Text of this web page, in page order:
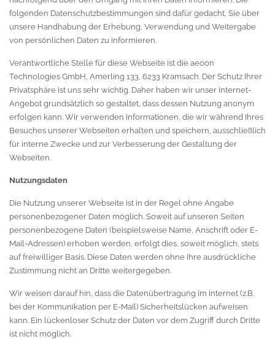
folgenden Datenschutzbestimmungen sind dafür gedacht, Sie über
unsere Handhabung der Erhebung, Verwendung und Weitergabe
von persönlichen Daten zu informieren.
Verantwortliche Stelle für diese Webseite ist die aeoon
Technologies GmbH, Amerling 133, 6233 Kramsach. Der Schutz Ihrer
Privatsphäre ist uns sehr wichtig. Daher haben wir unser Internet-
Angebot grundsätzlich so gestaltet, dass dessen Nutzung anonym
erfolgen kann. Wir verwenden Informationen, die wir während Ihres
Besuches unserer Webseiten erhalten und speichern, ausschließlich
für interne Zwecke und zur Verbesserung der Gestaltung der
Webseiten.
Nutzungsdaten
Die Nutzung unserer Webseite ist in der Regel ohne Angabe
personenbezogener Daten möglich. Soweit auf unseren Seiten
personenbezogene Daten (beispielsweise Name, Anschrift oder E-
Mail-Adressen) erhoben werden, erfolgt dies, soweit möglich, stets
auf freiwilliger Basis. Diese Daten werden ohne Ihre ausdrückliche
Zustimmung nicht an Dritte weitergegeben.
Wir weisen darauf hin, dass die Datenübertragung im Internet (z.B.
bei der Kommunikation per E-Mail) Sicherheitslücken aufweisen
kann. Ein lückenloser Schutz der Daten vor dem Zugriff durch Dritte
ist nicht möglich.